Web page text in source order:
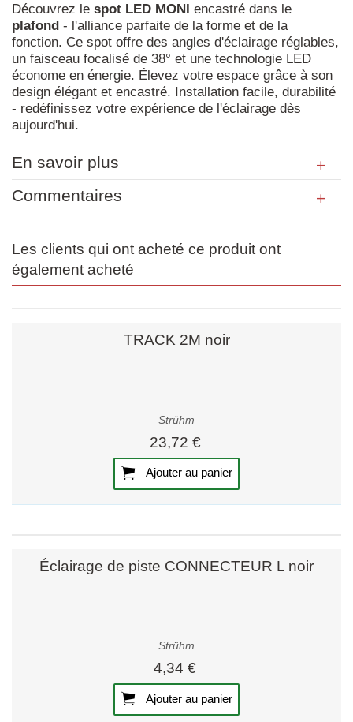
Découvrez le spot LED MONI encastré dans le
plafond - l'alliance parfaite de la forme et de la
fonction. Ce spot offre des angles d'éclairage réglables,
un faisceau focalisé de 38° et une technologie LED
économe en énergie. Élevez votre espace grâce à son
design élégant et encastré. Installation facile, durabilité
- redéfinissez votre expérience de l'éclairage dès
aujourd'hui.
En savoir plus
Commentaires
Les clients qui ont acheté ce produit ont
également acheté
TRACK 2M noir
Strühm
23,72 €
Ajouter au panier
Éclairage de piste CONNECTEUR L noir
Strühm
4,34 €
Ajouter au panier